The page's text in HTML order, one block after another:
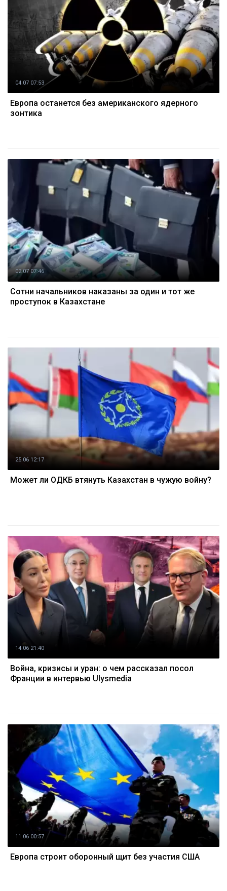
04.07 07:53
Европа останется без американского ядерного
зонтика
02.07 07:46
Сотни начальников наказаны за один и тот же
проступок в Казахстане
25.06 12:17
Может ли ОДКБ втянуть Казахстан в чужую войну?
14.06 21:40
Война, кризисы и уран: о чем рассказал посол
Франции в интервью Ulysmedia
11.06 00:57
Европа строит оборонный щит без участия США